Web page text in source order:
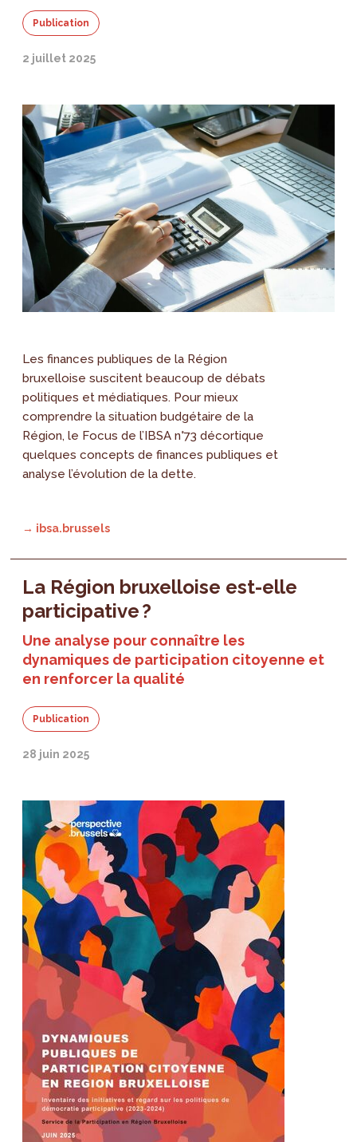
Publication
2 juillet 2025
Les finances publiques de la Région
bruxelloise suscitent beaucoup de débats
politiques et médiatiques. Pour mieux
comprendre la situation budgétaire de la
Région, le Focus de l’IBSA n°73 décortique
quelques concepts de finances publiques et
analyse l’évolution de la dette.
→ ibsa.brussels
La Région bruxelloise est-elle
participative ?
Une analyse pour connaître les
dynamiques de participation citoyenne et
en renforcer la qualité
Publication
28 juin 2025